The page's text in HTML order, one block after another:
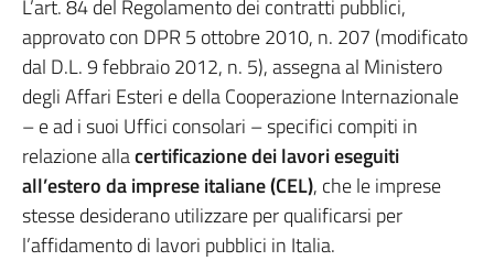
L’art. 84 del Regolamento dei contratti pubblici,
approvato con DPR 5 ottobre 2010, n. 207 (modificato
dal D.L. 9 febbraio 2012, n. 5), assegna al Ministero
degli Affari Esteri e della Cooperazione Internazionale
– e ad i suoi Uffici consolari – specifici compiti in
relazione allacertificazione dei lavori eseguiti
all’estero da imprese italiane (CEL), che le imprese
stesse desiderano utilizzare per qualificarsi per
l’affidamento di lavori pubblici in Italia.